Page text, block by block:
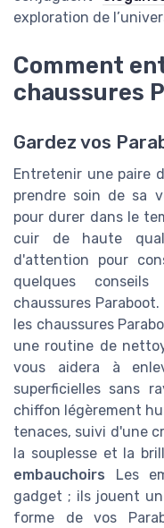
exploration de
Comment
chaussures
Gardez vos
Entretenir une paire
prendre soin de sa
pour durer dans le
cuir de haute
d'attention pour
quelques
chaussures Paraboot.
les chaussures
une routine de
vous aidera à
superficielles sans
chiffon légèrement
tenaces, suivi d'une
la souplesse et la
embauchoirs Les
gadget ; ils jouent
forme de vos